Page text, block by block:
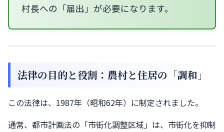
村長への「届出」が必要になります。
法律の目的と役割：農村と住居の「調和」
この法律は、1987年（昭和62年）に制定されました。
通常、都市計画法の「市街化調整区域」は、市街化を抑制